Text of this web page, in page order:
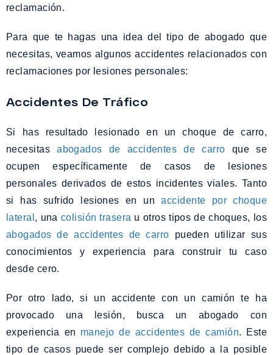
reclamación.
Para que te hagas una idea del tipo de abogado que
necesitas, veamos algunos accidentes relacionados con
reclamaciones por lesiones personales:
Accidentes De Tráfico
Si has resultado lesionado en un choque de carro,
necesitasabogados de accidentes de carro que se
ocupen específicamente de casos de lesiones
personales derivados de estos incidentes viales. Tanto
si has sufrido lesiones en unaccidente por choque
lateral , una colisión trasera u otros tipos de choques, los
abogados de accidentes de carro pueden utilizar sus
conocimientos y experiencia para construir tu caso
desde cero.
Por otro lado, si un accidente con un camión te ha
provocado una lesión, busca un abogado con
experiencia en manejo de accidentes de camión. Este
tipo de casos puede ser complejo debido a la posible